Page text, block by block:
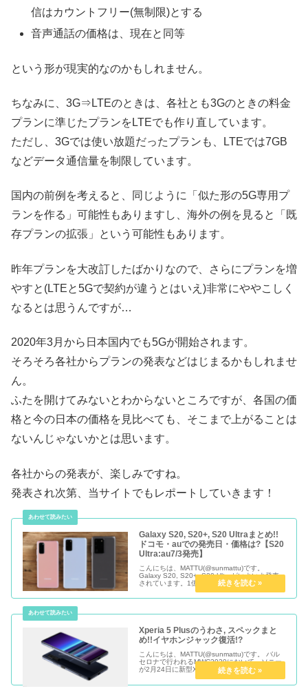
信はカウントフリー(無制限)とする
音声通話の価格は、現在と同等
という形が現実的なのかもしれません。
ちなみに、3G⇒LTEのときは、各社とも3Gのときの料金
プランに準じたプランをLTEでも作り直しています。
ただし、3Gでは使い放題だったプランも、LTEでは7GB
などデータ通信量を制限しています。
国内の前例を考えると、同じように「似た形の5G専用プ
ランを作る」可能性もありますし、海外の例を見ると「既
存プランの拡張」という可能性もあります。
昨年プランを大改訂したばかりなので、さらにプランを増
やすと(LTEと5Gで契約が違うとはいえ)非常にややこしく
なるとは思うんですが…
2020年3月から日本国内でも5Gが開始されます。
そろそろ各社からプランの発表などはじまるかもしれませ
ん。
ふたを開けてみないとわからないところですが、各国の価
格と今の日本の価格を見比べても、そこまで上がることは
ないんじゃないかとは思います。
各社からの発表が、楽しみですね。
発表され次第、当サイトでもレポートしていきます！
Galaxy S20, S20+, S20 Ultraまとめ!!
ドコモ・auでの発売日・価格は?【S20
Ultra:au7/3発売】
こんにちは、MATTU(@sunmattu)です。
Galaxy S20, S20+, S20 Ultraがいよいよ発売
されています。1億画素を超える5眼カメラを搭
載するなど、かなり今回もパワフルな端末に仕
上がっています。 今年はNTTドコ...
Xperia 5 Plusのうわさ, スペックまと
め!!イヤホンジャック復活!?
こんにちは、MATTU(@sunmattu)です。 バル
セロナで行われるMWC2020において、ソニー
が2月24日に新型Xperiaの発表を予告していま
す。 目玉機種がXperia 5の後継となる「Xperia
5 Plus」。 トリプルカ...